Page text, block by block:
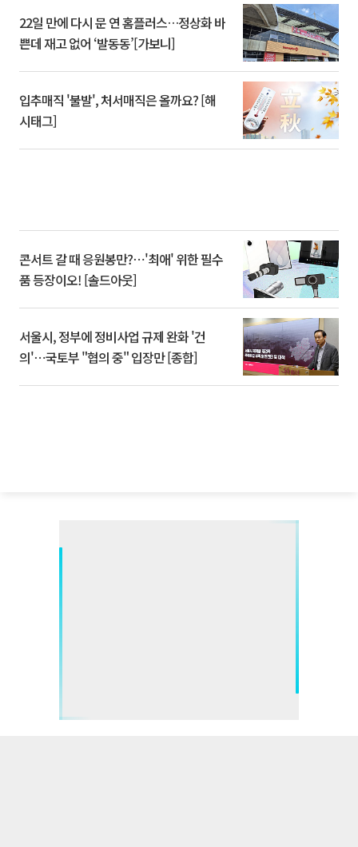
22일 만에 다시 문 연 홈플러스…정상화 바
쁜데 재고 없어 ‘발동동’[가보니]
입추매직 '불발', 처서매직은 올까요? [해
시태그]
콘서트 갈 때 응원봉만?⋯'최애' 위한 필수
품 등장이오! [솔드아웃]
서울시, 정부에 정비사업 규제 완화 '건
의'⋯국토부 "협의 중" 입장만 [종합]